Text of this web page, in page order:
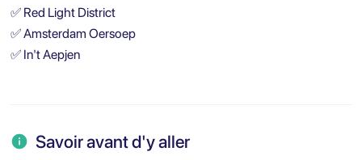
✅ Red Light District
✅Amsterdam Oersoep
✅ In't Aepjen
Savoir avant d'y aller